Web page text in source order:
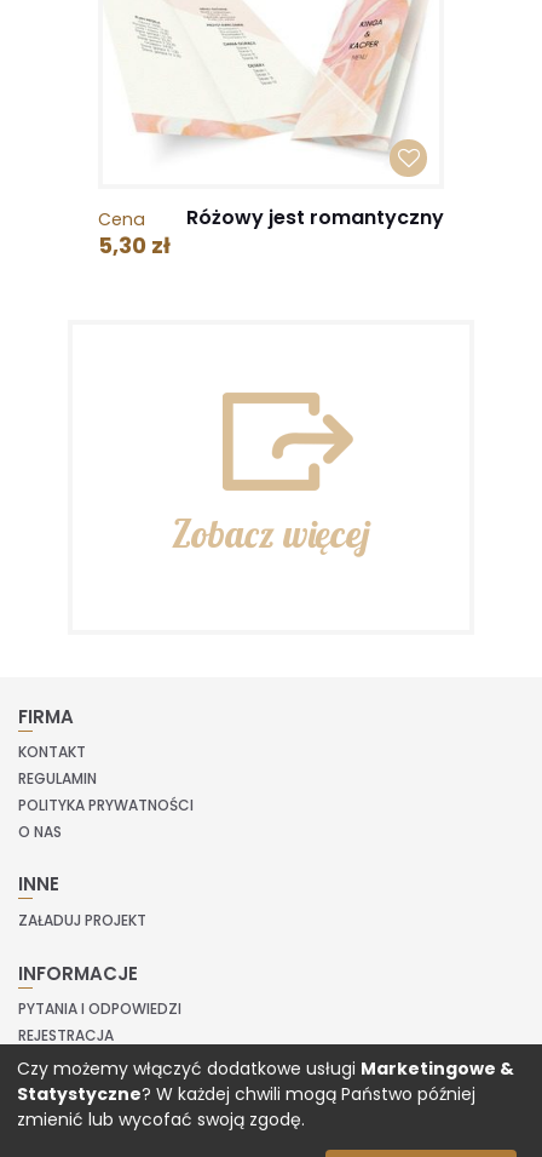
Cena
5,30 zł
Różowy jest romantyczny
Zobacz więcej
FIRMA
KONTAKT
REGULAMIN
POLITYKA PRYWATNOŚCI
O NAS
INNE
ZAŁADUJ PROJEKT
INFORMACJE
PYTANIA I ODPOWIEDZI
REJESTRACJA
LOGOWANIE
Copyright © 2020 Prinvit.
Czy możemy włączyć dodatkowe usługi Marketingowe &
Statystyczne? W każdej chwili mogą Państwo później
zmienić lub wycofać swoją zgodę.